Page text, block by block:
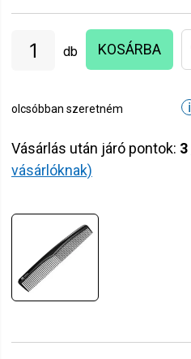
db KOSÁRBA
olcsóbban szeretném ℹ
Vásárlás után járó pontok: 3
vásárlóknak)